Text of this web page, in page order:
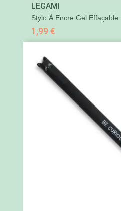
LEGAMI
Stylo À Encre Gel Effaçable...
1,99 €